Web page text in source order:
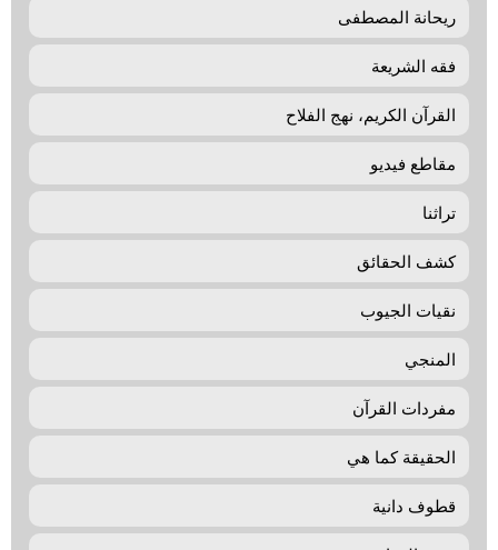
ريحانة المصطفی
فقه الشريعة
القرآن الكريم، نهج الفلاح
مقاطع فيديو
تراثنا
كشف الحقائق
نقيات الجيوب
المنجي
مفردات القرآن
الحقيقة كما هي
قطوف دانية